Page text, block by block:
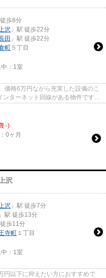
徒歩8分
沢 」駅 徒歩22分
田 」駅 徒歩22分
町 ５丁目
： 1室
価格6万円ながら充実した設備のこ
ターネット回線がある物件です。
-)
0ヶ月
沢
沢 」駅 徒歩7分
」駅 徒歩13分
徒歩11分
寺町 １丁目
： 1室
円以下に抑えたい方におすすめで